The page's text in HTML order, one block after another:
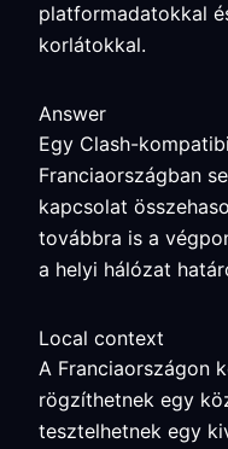
platformadatokkal
korlátokkal.
Answer
Egy Clash-
Franciaországban
kapcsolat
továbbra is a
a helyi hálózat
Local context
A Franciaországon
rögzíthetnek egy
tesztelhetnek egy